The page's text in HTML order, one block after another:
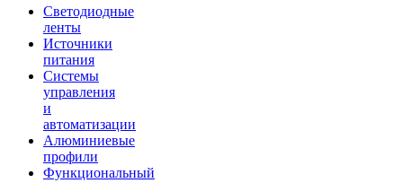
Светодиодные
ленты
Источники
питания
Системы
управления
и
автоматизации
Алюминиевые
профили
Функциональный